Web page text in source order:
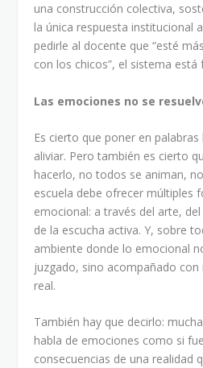
una construcción colectiva,
la única respuesta institucional
pedirle al docente que “esté
con los chicos”, el sistema está
Las emociones no se
Es cierto que poner en
aliviar. Pero también es cierto
hacerlo, no todos se animan,
escuela debe ofrecer múltiples
emocional: a través del arte,
de la escucha activa. Y, sobre
ambiente donde lo emocional
juzgado, sino acompañado con
real.
También hay que decirlo:
habla de emociones como si
consecuencias de una realidad